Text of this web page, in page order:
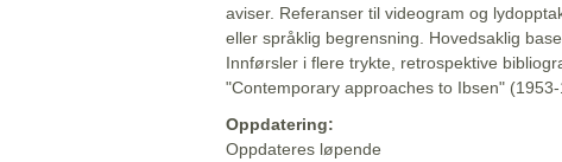
aviser. Referanser til videogram og
eller språklig begrensning. Hovedsaklig
Innførsler i flere trykte, retrospektive
"Contemporary approaches to Ibsen"
Oppdatering:
Oppdateres løpende